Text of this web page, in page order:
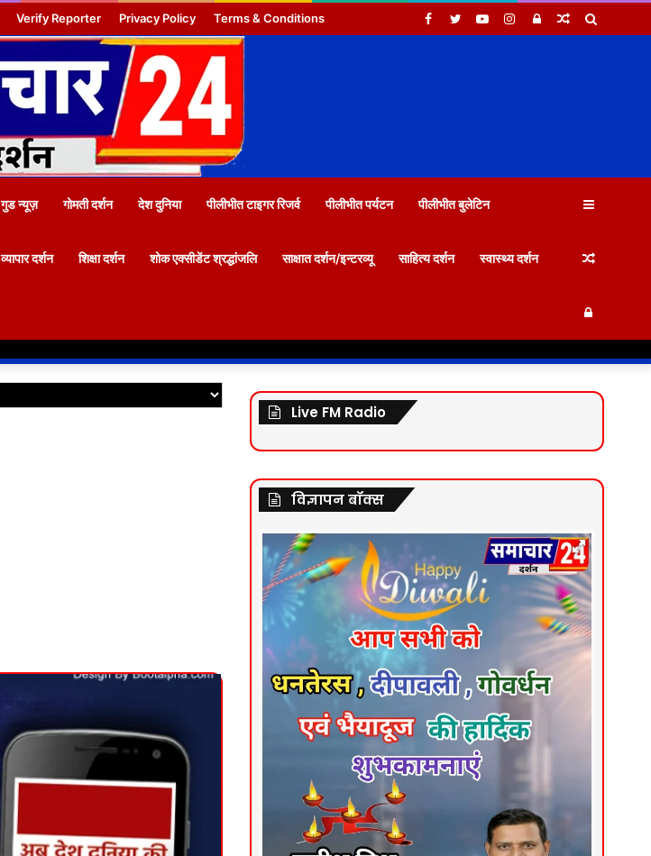
Verify Reporter Privacy Policy Terms & Conditions Random
Log
Instagram
YouTube
Twitter
Facebook
गुड न्यूज़ गोमती दर्शन देश दुनिया पीलीभीत टाइगर रिजर्व पीलीभीत पर्यटन पीलीभीत बुलेटिन
व्यापार दर्शन शिक्षा दर्शन शोक एक्सीडेंट श्रद्धांजलि साक्षात दर्शन/इन्टरव्यू साहित्य दर्शन स्वास्थ्य दर्शन
Sidebar
Random
Log
In
Live FM Radio
विज्ञापन बॉक्स